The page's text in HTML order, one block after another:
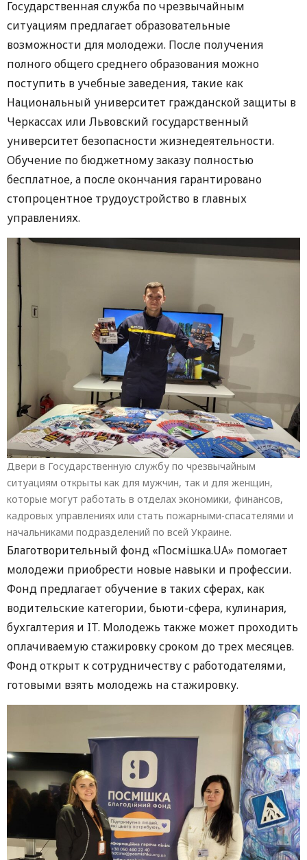
Государственная служба по чрезвычайным
ситуациям предлагает образовательные
возможности для молодежи. После получения
полного общего среднего образования можно
поступить в учебные заведения, такие как
Национальный университет гражданской защиты в
Черкассах или Львовский государственный
университет безопасности жизнедеятельности.
Обучение по бюджетному заказу полностью
бесплатное, а после окончания гарантировано
стопроцентное трудоустройство в главных
управлениях.
Двери в Государственную службу по чрезвычайным
ситуациям открыты как для мужчин, так и для женщин,
которые могут работать в отделах экономики, финансов,
кадровых управлениях или стать пожарными-спасателями и
начальниками подразделений по всей Украине.
Благотворительный фонд «Посмішка.UA» помогает
молодежи приобрести новые навыки и профессии.
Фонд предлагает обучение в таких сферах, как
водительские категории, бьюти-сфера, кулинария,
бухгалтерия и IT. Молодежь также может проходить
оплачиваемую стажировку сроком до трех месяцев.
Фонд открыт к сотрудничеству с работодателями,
готовыми взять молодежь на стажировку.